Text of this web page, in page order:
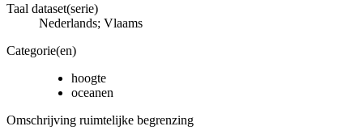
Taal dataset(serie)
Nederlands; Vlaams
Categorie(en)
hoogte
oceanen
Omschrijving ruimtelijke begrenzing